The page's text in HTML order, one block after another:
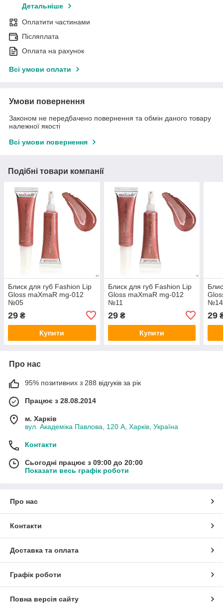
Детальніше
Оплатити частинами
Післяплата
Оплата на рахунок
Всі умови оплати
Умови повернення
Законом не передбачено повернення та обмін даного товару
належної якості
Всі умови повернення
Подібні товари компанії
Блиск для губ Fashion Lip
Gloss maXmaR mg-012
№05
29 ₴
Купити
Блиск для губ Fashion Lip
Gloss maXmaR mg-012
№11
29₴
Купити
№14
29
Про нас
95% позитивних з 288 відгуків за рік
Працює з 28.08.2014
м. Харків
вул. Академіка Павлова, 120 А, Харків, Україна
Контакти
Сьогодні працює з 09:00 до 20:00
Показати весь графік роботи
Про нас
Контакти
Доставка та оплата
Графік роботи
Повна версія сайту